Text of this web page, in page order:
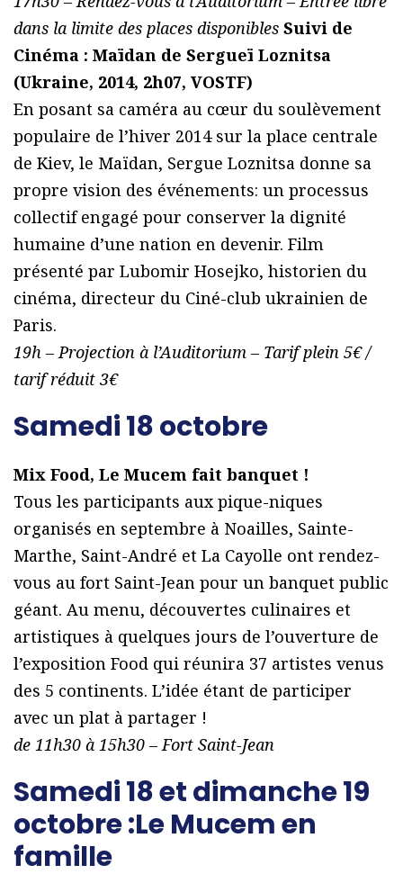
dans la limite des places disponibles Suivi de
Cinéma : Maïdan de Sergueï Loznitsa
(Ukraine, 2014, 2h07, VOSTF)
En posant sa caméra au cœur du soulèvement
populaire de l’hiver 2014 sur la place centrale
de Kiev, le Maïdan, Sergue Loznitsa donne sa
propre vision des événements: un processus
collectif engagé pour conserver la dignité
humaine d’une nation en devenir. Film
présenté par Lubomir Hosejko, historien du
cinéma, directeur du Ciné-club ukrainien de
Paris.
19h – Projection à l’Auditorium – Tarif plein 5€ /
tarif réduit 3€
Samedi 18 octobre
Mix Food, Le Mucem fait banquet !
Tous les participants aux pique-niques
organisés en septembre à Noailles, Sainte-
Marthe, Saint-André et La Cayolle ont rendez-
vous au fort Saint-Jean pour un banquet public
géant. Au menu, découvertes culinaires et
artistiques à quelques jours de l’ouverture de
l’exposition Food qui réunira 37 artistes venus
des 5 continents. L’idée étant de participer
avec un plat à partager !
de 11h30 à 15h30 – Fort Saint-Jean
Samedi 18 et dimanche 19
octobre :Le Mucem en
famille